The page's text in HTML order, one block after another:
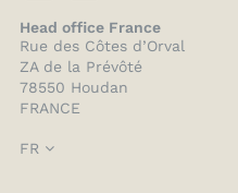
Head office France
Rue des Côtes d’Orval
ZA de la Prévôté
78550 Houdan
FRANCE
FR